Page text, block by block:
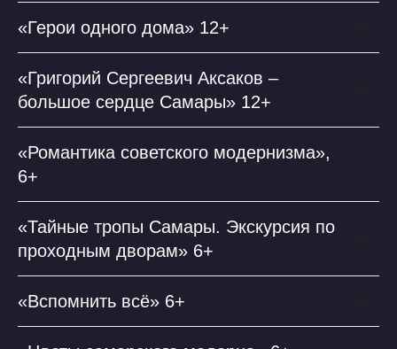
«Герои одного дома» 12+
«Григорий Сергеевич Аксаков –
большое сердце Самары» 12+
«Романтика советского модернизма»,
6+
«Тайные тропы Самары. Экскурсия по
проходным дворам» 6+
«Вспомнить всё» 6+